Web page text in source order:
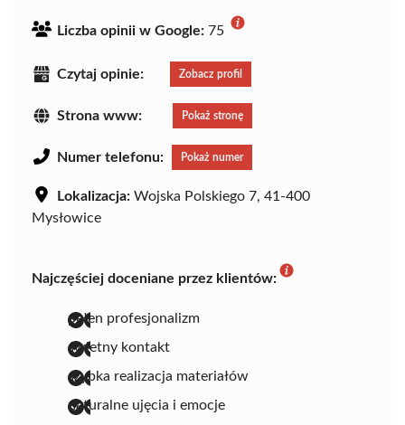
Liczba opinii w Google: 75
Czytaj opinie: Zobacz profil
Strona www: Pokaż stronę
Numer telefonu: Pokaż numer
Lokalizacja: Wojska Polskiego 7, 41-400
Mysłowice
Najczęściej doceniane przez klientów:
pełen profesjonalizm
świetny kontakt
szybka realizacja materiałów
naturalne ujęcia i emocje